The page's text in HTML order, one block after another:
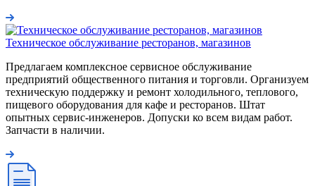
Техническое обслуживание ресторанов, магазинов
Предлагаем комплексное сервисное обслуживание
предприятий общественного питания и торговли. Организуем
техническую поддержку и ремонт холодильного, теплового,
пищевого оборудования для кафе и ресторанов. Штат
опытных сервис-инженеров. Допуски ко всем видам работ.
Запчасти в наличии.